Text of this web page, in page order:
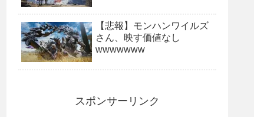
【悲報】モンハンワイルズ
さん、映す価値なし
wwwwwww
スポンサーリンク